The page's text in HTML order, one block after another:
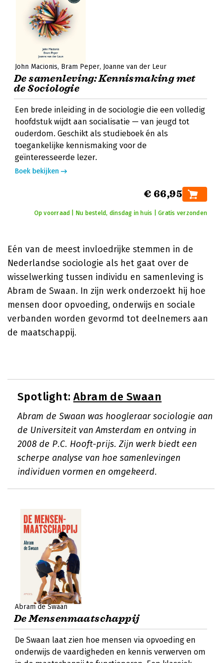
John Macionis Bram Peper Joanne van der Leur
De samenleving: Kennismaking met
de Sociologie
Een brede inleiding in de sociologie die een volledig
hoofdstuk wijdt aan socialisatie — van jeugd tot
ouderdom. Geschikt als studieboek én als
toegankelijke kennismaking voor de
geïnteresseerde lezer.
Boek bekijken
€ 66,95
Op voorraad | Nu besteld, dinsdag in huis | Gratis verzonden
Eén van de meest invloedrijke stemmen in de
Nederlandse sociologie als het gaat over de
wisselwerking tussen individu en samenleving is
Abram de Swaan. In zijn werk onderzoekt hij hoe
mensen door opvoeding, onderwijs en sociale
verbanden worden gevormd tot deelnemers aan
de maatschappij.
Spotlight: Abram de Swaan
Abram de Swaan was hoogleraar sociologie aan
de Universiteit van Amsterdam en ontving in
2008 de P.C. Hooft-prijs. Zijn werk biedt een
scherpe analyse van hoe samenlevingen
individuen vormen en omgekeerd.
Abram de Swaan
De Mensenmaatschappij
De Swaan laat zien hoe mensen via opvoeding en
onderwijs de vaardigheden en kennis verwerven om